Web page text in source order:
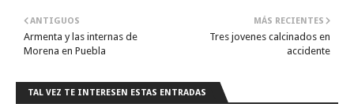
MÁS RECIENTES
Tres jovenes calcinados en
accidente
ANTIGUOS
Armenta y las internas de
Morena en Puebla
TAL VEZ TE INTERESEN ESTAS ENTRADAS